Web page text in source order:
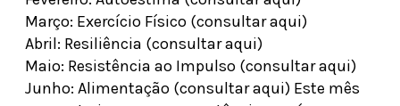
Março: Exercício Físico (consultar aqui)
Abril: Resiliência (consultar aqui)
Maio: Resistência ao Impulso (consultar aqui)
Junho: Alimentação (consultar aqui) Este mês